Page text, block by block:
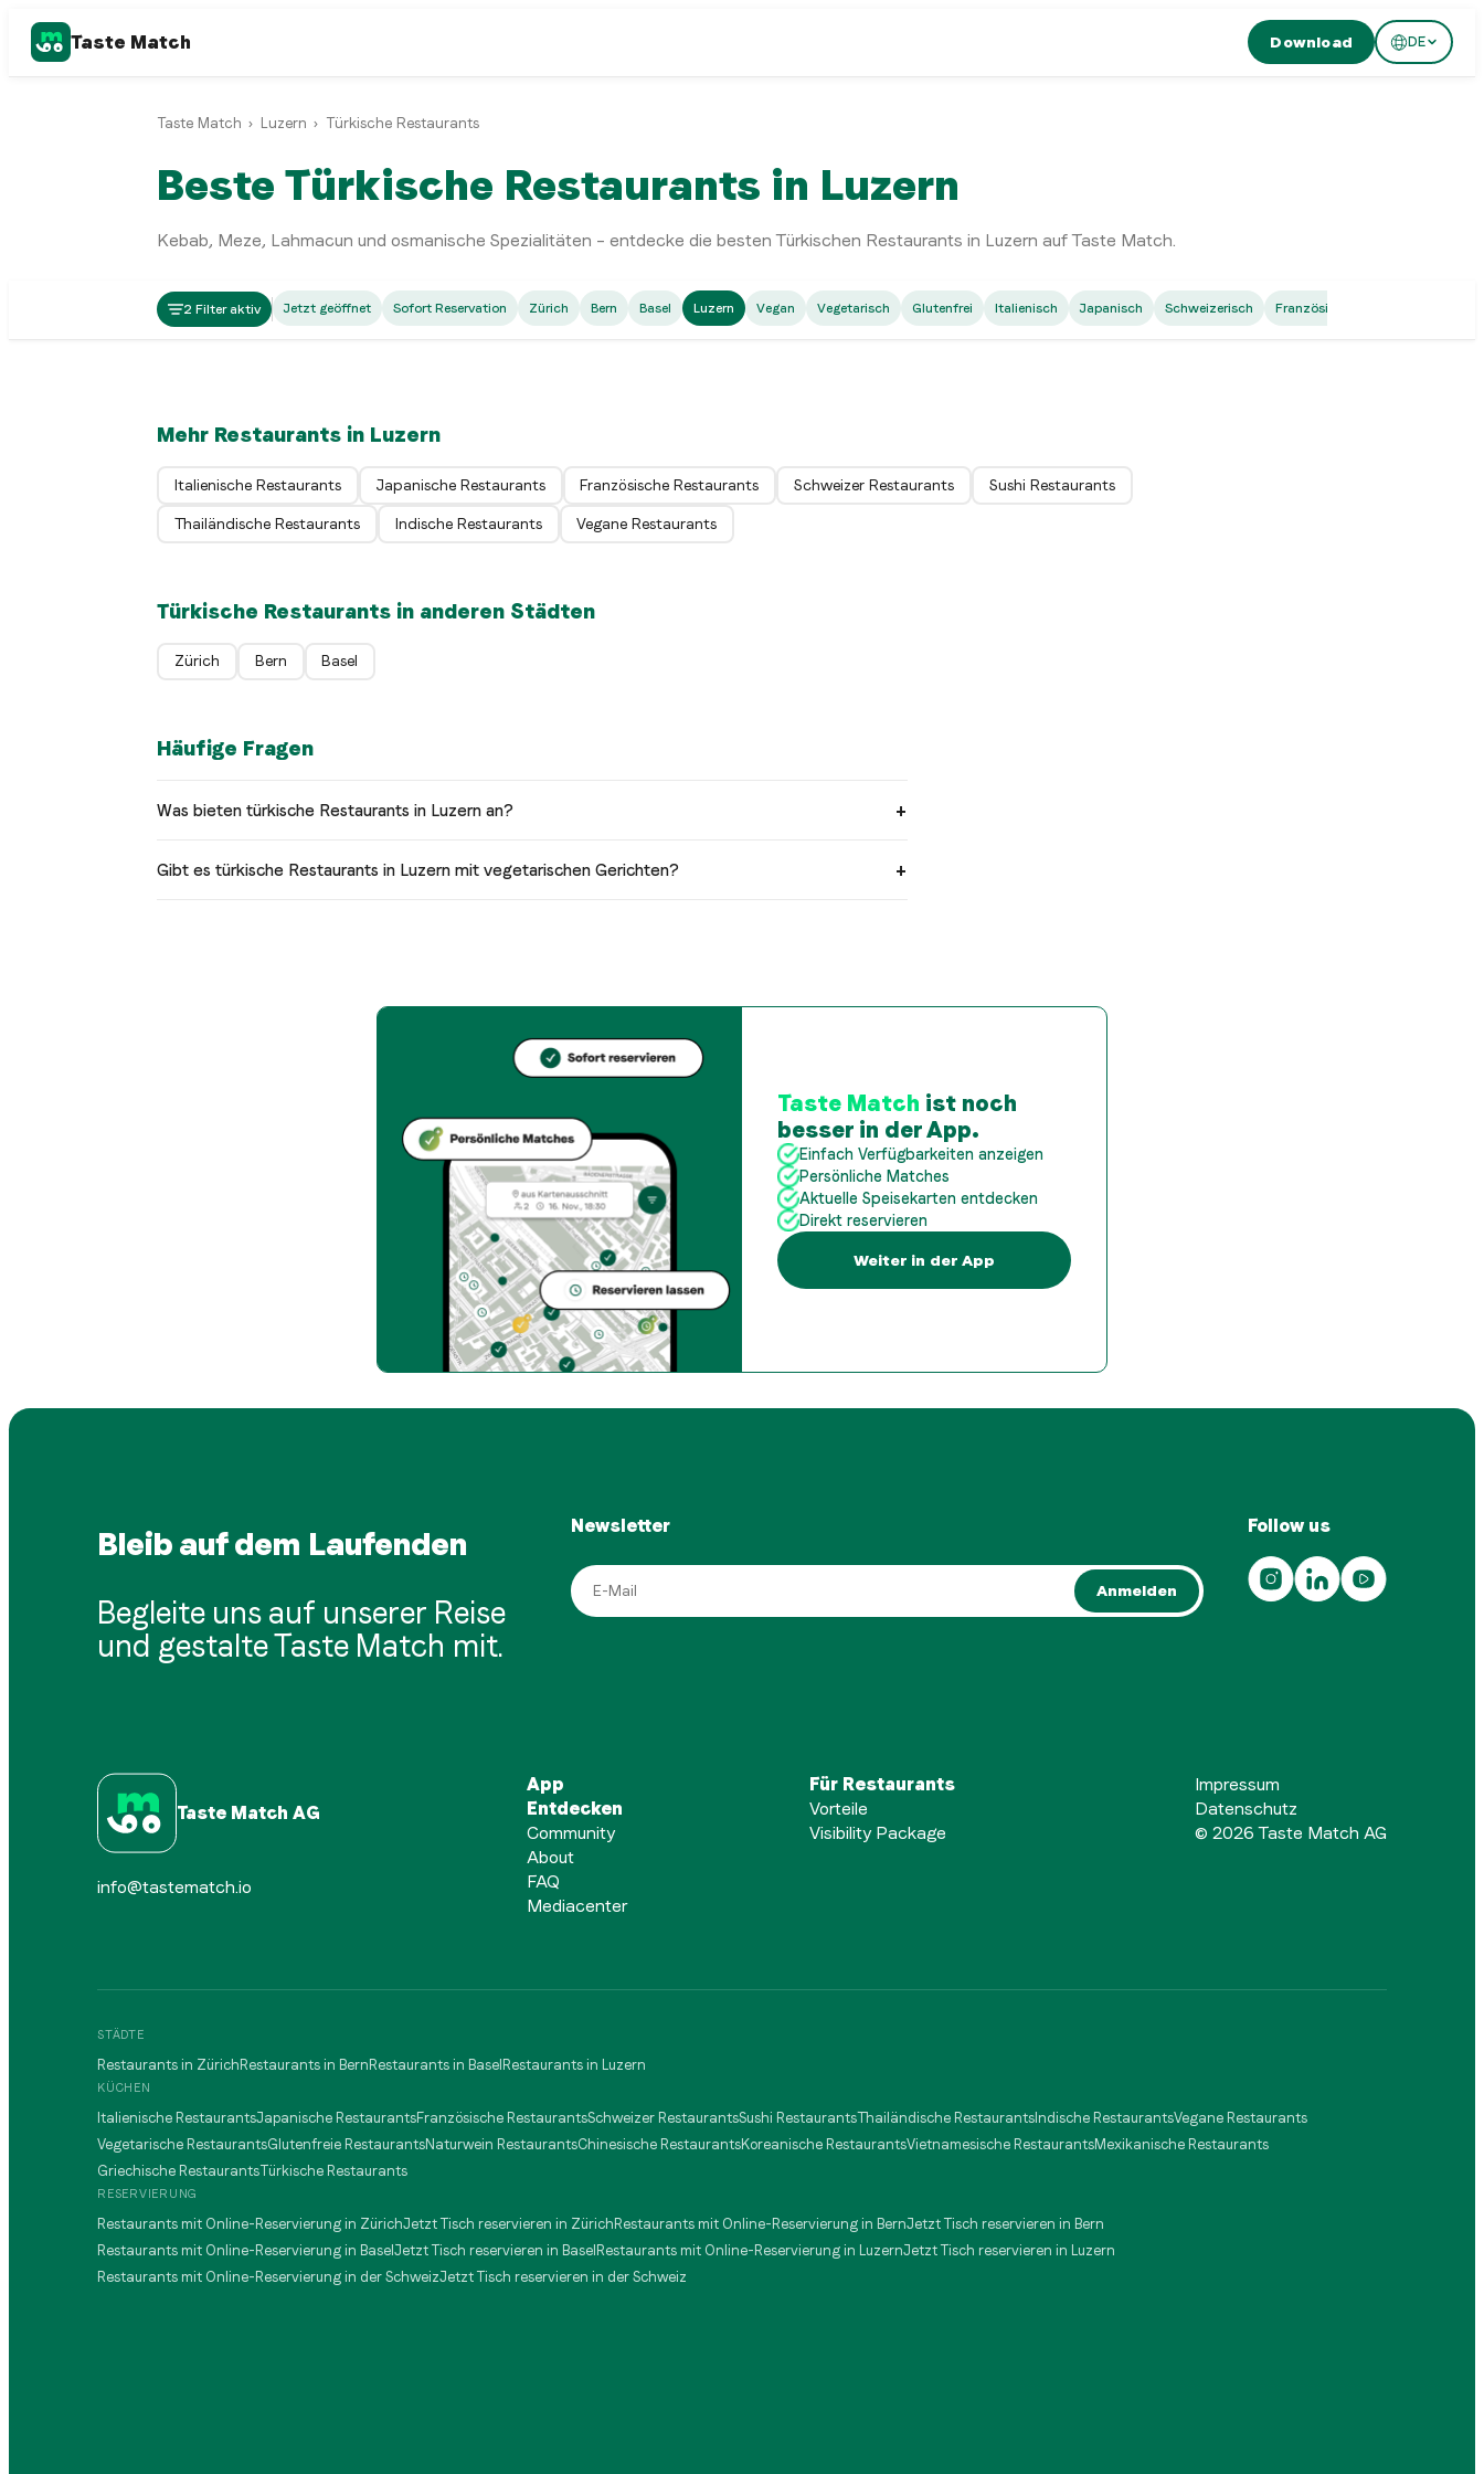
Taste Match Download DE
Taste Match › Luzern › Türkische Restaurants
Beste Türkische Restaurants in Luzern
Kebab, Meze, Lahmacun und osmanische Spezialitäten – entdecke die besten Türkischen Restaurants in Luzern auf Taste Match.
2 Filter aktiv Jetzt geöffnet Sofort Reservation Zürich Bern Basel Luzern Vegan Vegetarisch Glutenfrei Italienisch Japanisch Schweizerisch Französisch
Turkish
Dogans Luzern
Turkish
Abi‘s Luzern
Mehr Restaurants in Luzern
Italienische Restaurants Japanische Restaurants Französische Restaurants Schweizer Restaurants Sushi Restaurants
Thailändische Restaurants Indische Restaurants Vegane Restaurants
Türkische Restaurants in anderen Städten
Zürich Bern Basel
Häufige Fragen
Was bieten türkische Restaurants in Luzern an?
Gibt es türkische Restaurants in Luzern mit vegetarischen Gerichten?
Taste Match ist noch
besser in der App.
Einfach Verfügbarkeiten anzeigen
Persönliche Matches
Aktuelle Speisekarten entdecken
Direkt reservieren
Weiter in der App
Bleib auf dem Laufenden
Begleite uns auf unserer Reise
und gestalte Taste Match mit.
Newsletter
Anmelden
Follow us
Taste Match AG
info@tastematch.io
App
Entdecken
Community
About
FAQ
Mediacenter
Für Restaurants
Vorteile
Visibility Package
Impressum
Datenschutz
© 2026 Taste Match AG
STÄDTE
Restaurants in Zürich Restaurants in Bern Restaurants in Basel Restaurants in Luzern
KÜCHEN
Italienische RestaurantsJapanische RestaurantsFranzösische RestaurantsSchweizer RestaurantsSushi RestaurantsThailändische Restaurants Indische RestaurantsVegane Restaurants
Vegetarische RestaurantsGlutenfreie RestaurantsNaturwein RestaurantsChinesische RestaurantsKoreanische RestaurantsVietnamesische RestaurantsMexikanische Restaurants
Griechische RestaurantsTürkische Restaurants
RESERVIERUNG
Restaurants mit Online-Reservierung in ZürichJetzt Tisch reservieren in Zürich Restaurants mit Online-Reservierung in BernJetzt Tisch reservieren in Bern
Restaurants mit Online-Reservierung in Basel Jetzt Tisch reservieren in Basel Restaurants mit Online-Reservierung in LuzernJetzt Tisch reservieren in Luzern
Restaurants mit Online-Reservierung in der SchweizJetzt Tisch reservieren in der Schweiz